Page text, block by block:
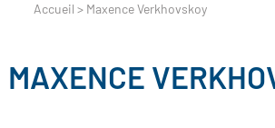
Accueil > Maxence Verkhovskoy
MAXENCE